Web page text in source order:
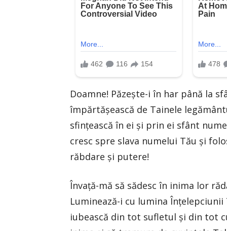
Doamne! Păzeşte-i în har până la
împărtăşească de Tainele
sfinţească în ei şi prin ei sfânt
cresc spre slava numelui Tău şi
răbdare şi putere!
Învaţă-mă să sădesc în inima lor
Luminează-i cu lumina
iubească din tot sufletul şi din tot